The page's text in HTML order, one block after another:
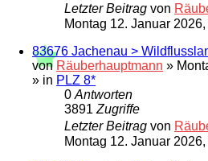
Letzter Beitrag von
Montag 12. Januar
83676 Jachenau >
von Räuberhauptmann »
» in PLZ 8*
0 Antworten
3891 Zugriffe
Letzter Beitrag von
Montag 12. Januar